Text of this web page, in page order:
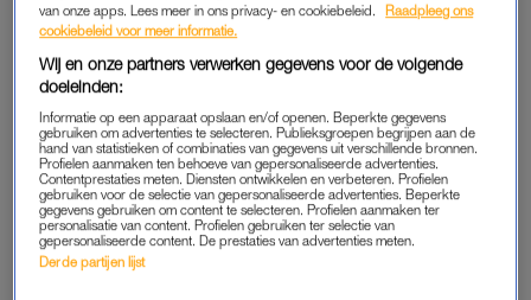
ADVERTORIAL
Dankzij dit hightech product
kregen LINDA.lezers frissere
en schonere tanden
INTERVIEW
leven met haar moeder met
dementie: 'Ze leeft in mij
INTERVIEW
Claudia en Aaliyah blikken
terug op deelname
'Steenrijk, Straatarm': 'De
pijn van Angela was
voelbaar'
INTERVIEW
Liesbeth maakte docu over
rouwen en ontdekte zo haar
eigen pijn: 'Had wat uit te
zoeken rond de dood van
mijn moeder'
van onze apps. Lees meer in ons privacy- en cookiebeleid.
Raadpleeg ons
cookiebeleid voor meer informatie.
Wij en onze partners verwerken gegevens voor de volgende
doeleinden:
Informatie op een apparaat opslaan en/of openen. Beperkte gegevens
gebruiken om advertenties te selecteren. Publieksgroepen begrijpen aan de
hand van statistieken of combinaties van gegevens uit verschillende bronnen.
Profielen aanmaken ten behoeve van gepersonaliseerde advertenties.
Contentprestaties meten. Diensten ontwikkelen en verbeteren. Profielen
gebruiken voor de selectie van gepersonaliseerde advertenties. Beperkte
gegevens gebruiken om content te selecteren. Profielen aanmaken ter
personalisatie van content. Profielen gebruiken ter selectie van
gepersonaliseerde content. De prestaties van advertenties meten.
Derde partijen lijst